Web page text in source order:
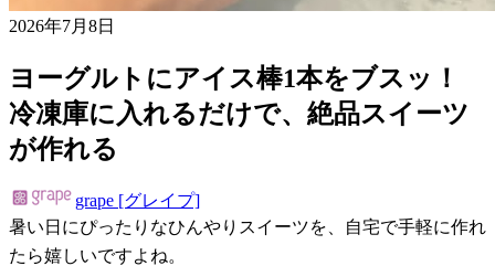
2026年7月8日
ヨーグルトにアイス棒1本をブスッ！
冷凍庫に入れるだけで、絶品スイーツ
が作れる
grape [グレイプ]
暑い日にぴったりなひんやりスイーツを、自宅で手軽に作れ
たら嬉しいですよね。